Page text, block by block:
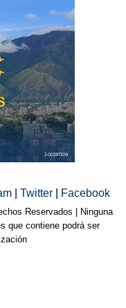
Twitter Facebook
Reservados | Ninguna
que contiene podrá ser